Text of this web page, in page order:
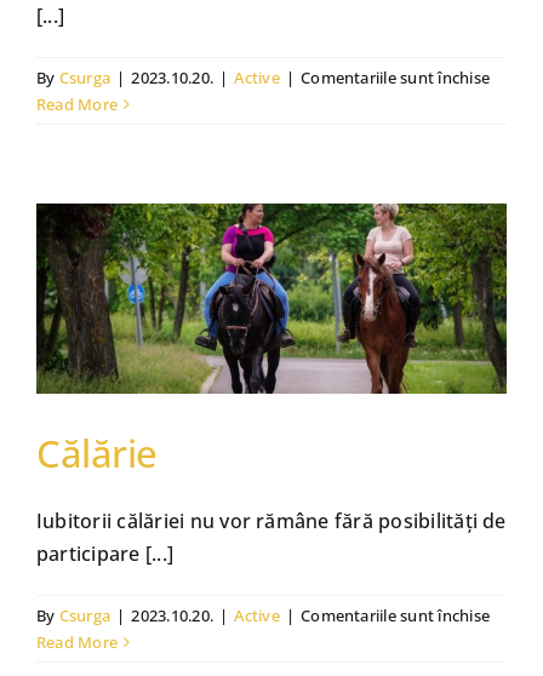
[...]
By Csurga | 2023.10.20. | Active | Comentariile sunt închisepentru
Read More
Călărie
Iubitorii călăriei nu vor rămâne fără posibilităţi de
participare [...]
By Csurga | 2023.10.20. | Active | Comentariile sunt închisepentru
Read More